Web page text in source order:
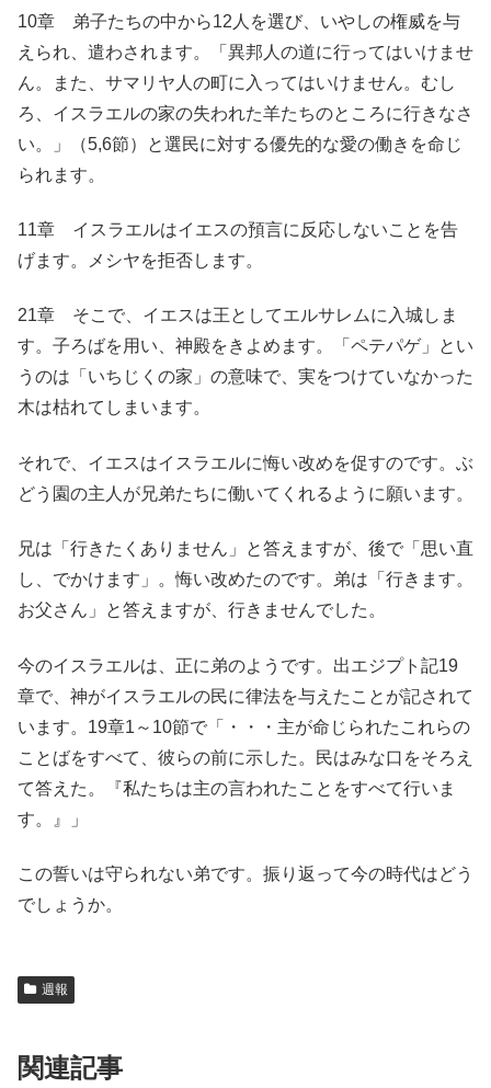
10章 弟子たちの中から12人を選び、いやしの権威を与
えられ、遣わされます。「異邦人の道に行ってはいけませ
ん。また、サマリヤ人の町に入ってはいけません。むし
ろ、イスラエルの家の失われた羊たちのところに行きなさ
い。」（5,6節）と選民に対する優先的な愛の働きを命じ
られます。
11章 イスラエルはイエスの預言に反応しないことを告
げます。メシヤを拒否します。
21章 そこで、イエスは王としてエルサレムに入城しま
す。子ろばを用い、神殿をきよめます。「ペテパゲ」とい
うのは「いちじくの家」の意味で、実をつけていなかった
木は枯れてしまいます。
それで、イエスはイスラエルに悔い改めを促すのです。ぶ
どう園の主人が兄弟たちに働いてくれるように願います。
兄は「行きたくありません」と答えますが、後で「思い直
し、でかけます」。悔い改めたのです。弟は「行きます。
お父さん」と答えますが、行きませんでした。
今のイスラエルは、正に弟のようです。出エジプト記19
章で、神がイスラエルの民に律法を与えたことが記されて
います。19章1～10節で「・・・主が命じられたこれらの
ことばをすべて、彼らの前に示した。民はみな口をそろえ
て答えた。『私たちは主の言われたことをすべて行いま
す。』」
この誓いは守られない弟です。振り返って今の時代はどう
でしょうか。
週報
関連記事